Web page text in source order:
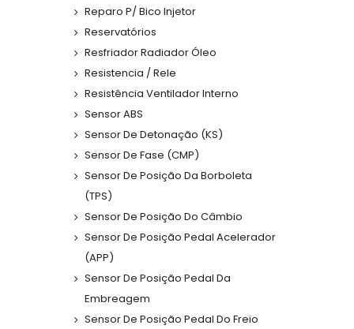
Reparo P/ Bico Injetor
Reservatórios
Resfriador Radiador Óleo
Resistencia / Rele
Resistência Ventilador Interno
Sensor ABS
Sensor De Detonação (KS)
Sensor De Fase (CMP)
Sensor De Posição Da Borboleta
(TPS)
Sensor De Posição Do Câmbio
Sensor De Posição Pedal Acelerador
(APP)
Sensor De Posição Pedal Da
Embreagem
Sensor De Posição Pedal Do Freio